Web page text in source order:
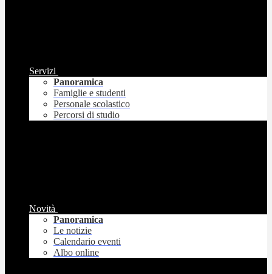
Servizi
Panoramica
Famiglie e studenti
Personale scolastico
Percorsi di studio
Novità
Panoramica
Le notizie
Calendario eventi
Albo online